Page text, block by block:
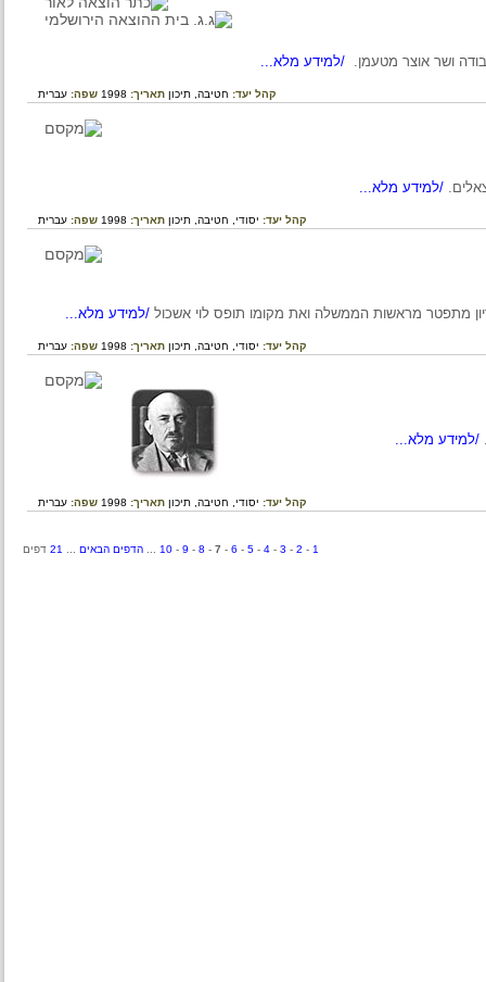
ושר אוצר מטעמן./למידע מלא...
קהל יעד: חטיבה,תיכון תאריך:1998 שפה:עברית
/למידע מלא...
קהל יעד: יסודי,חטיבה,תיכון תאריך:1998 שפה:עברית
/למידע מלא...
קהל יעד: יסודי,חטיבה,תיכון תאריך:1998 שפה:עברית
מלא...
קהל יעד: יסודי,חטיבה,תיכון תאריך:1998 שפה:עברית
-
3
-
4
-
5
-
6
-
7
-
8
-
9
-
10
...הדפים הבאים...
21 דפים